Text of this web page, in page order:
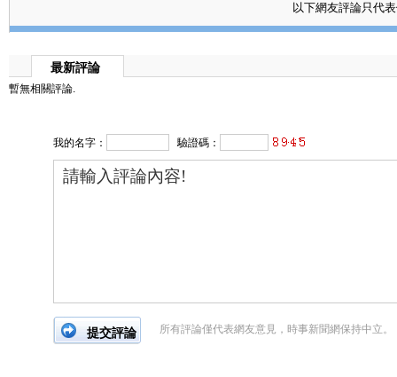
以下網友評論只代
最新評論
暫無相關評論.
我的名字： 驗證碼：
所有評論僅代表網友意見，時事新聞網保持中立。